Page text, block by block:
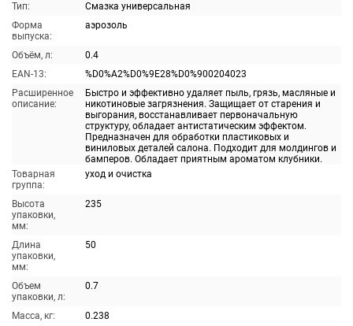
Тип:
Смазка универсальная
Форма
выпуска:
аэрозоль
Объём, л:
0.4
EAN-13:
%D0%A2%D0%9E28%D0%900204023
Расширенное
описание:
Быстро и эффективно удаляет пыль, грязь, масляные и
никотиновые загрязнения. Защищает от старения и
выгорания, восстанавливает первоначальную
структуру, обладает антистатическим эффектом.
Предназначен для обработки пластиковых и
виниловых деталей салона. Подходит для молдингов и
бамперов. Обладает приятным ароматом клубники.
Товарная
группа:
уход и очистка
Высота
упаковки,
мм:
235
Длина
упаковки,
мм:
50
Объем
упаковки, л:
0.7
Масса, кг:
0.238